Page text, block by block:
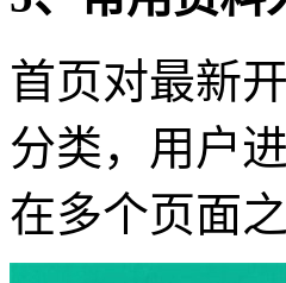
首页对最新
分类，用户
在多个页面